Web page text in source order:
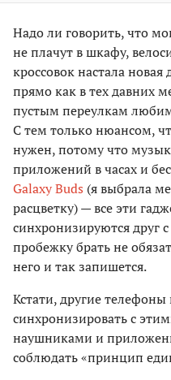
Надо ли говорить, что
не плачут в шкафу,
кроссовок настала
прямо как в тех давних
пустым переулкам
С тем только нюансом,
нужен, потому что
приложений в часах и
Galaxy Buds (я выбрала
расцветку) — все эти
синхронизируются друг
пробежку брать не
него и так запишется.
Кстати, другие
синхронизировать с
наушниками и
соблюдать «принцип